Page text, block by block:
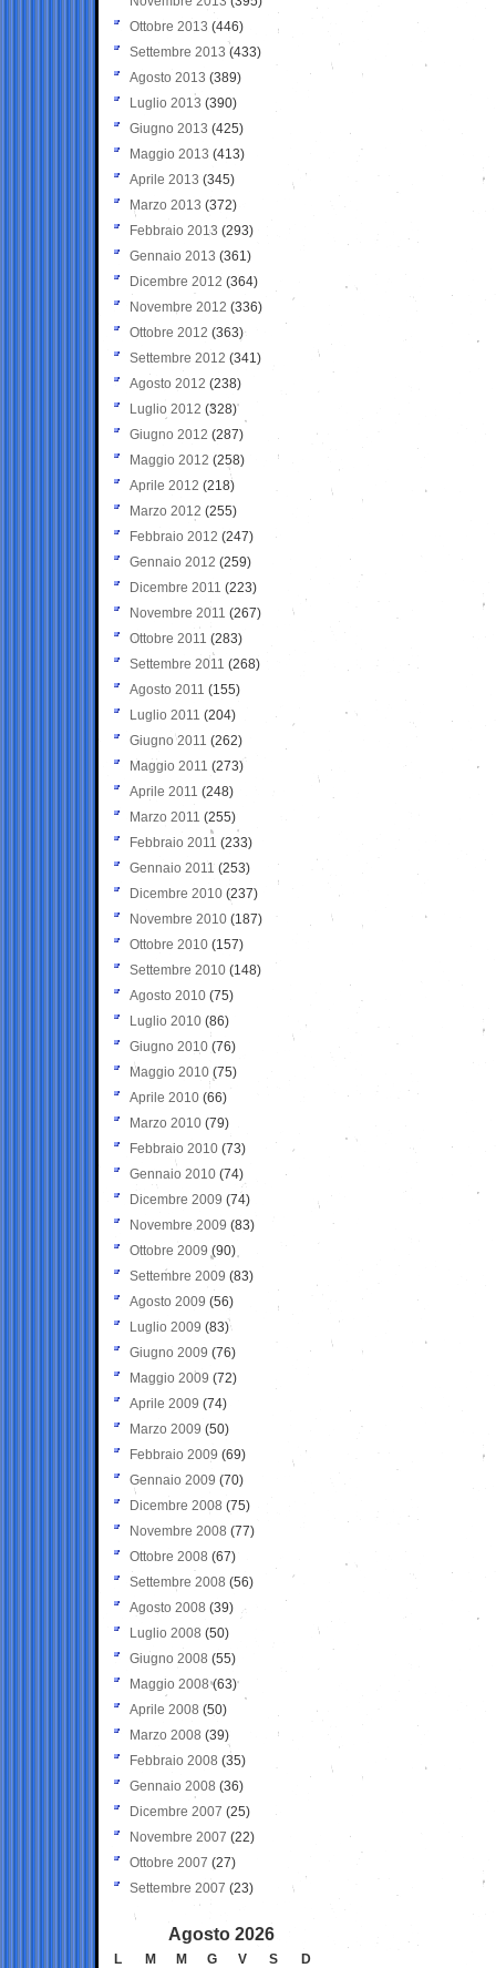
Ottobre 2013 (446)
Settembre 2013 (433)
Agosto 2013 (389)
Luglio 2013 (390)
Giugno 2013 (425)
Maggio 2013 (413)
Aprile 2013 (345)
Marzo 2013 (372)
Febbraio 2013 (293)
Gennaio 2013 (361)
Dicembre 2012 (364)
Novembre 2012 (336)
Ottobre 2012 (363)
Settembre 2012 (341)
Agosto 2012 (238)
Luglio 2012 (328)
Giugno 2012 (287)
Maggio 2012 (258)
Aprile 2012 (218)
Marzo 2012 (255)
Febbraio 2012 (247)
Gennaio 2012 (259)
Dicembre 2011 (223)
Novembre 2011 (267)
Ottobre 2011 (283)
Settembre 2011 (268)
Agosto 2011 (155)
Luglio 2011 (204)
Giugno 2011 (262)
Maggio 2011 (273)
Aprile 2011 (248)
Marzo 2011 (255)
Febbraio 2011 (233)
Gennaio 2011 (253)
Dicembre 2010 (237)
Novembre 2010 (187)
Ottobre 2010 (157)
Settembre 2010 (148)
Agosto 2010 (75)
Luglio 2010 (86)
Giugno 2010 (76)
Maggio 2010 (75)
Aprile 2010 (66)
Marzo 2010 (79)
Febbraio 2010 (73)
Gennaio 2010 (74)
Dicembre 2009 (74)
Novembre 2009 (83)
Ottobre 2009 (90)
Settembre 2009 (83)
Agosto 2009 (56)
Luglio 2009 (83)
Giugno 2009 (76)
Maggio 2009 (72)
Aprile 2009 (74)
Marzo 2009 (50)
Febbraio 2009 (69)
Gennaio 2009 (70)
Dicembre 2008 (75)
Novembre 2008 (77)
Ottobre 2008 (67)
Settembre 2008 (56)
Agosto 2008 (39)
Luglio 2008 (50)
Giugno 2008 (55)
Maggio 2008(63)
Aprile 2008 (50)
Marzo 2008 (39)
Febbraio 2008 (35)
Gennaio 2008 (36)
Dicembre 2007 (25)
Novembre 2007 (22)
Ottobre 2007 (27)
Settembre 2007 (23)
Agosto 2026
L M M G V S
D